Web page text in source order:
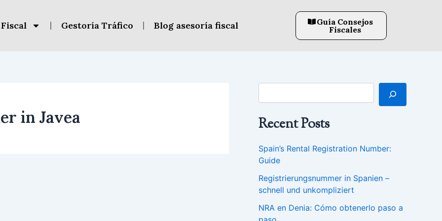
Gestoría Tráfico Blog asesoría fiscal
Guía Consejos
Fiscales
in Javea Recent Posts
Spain’s Rental Registration Number:
Guide
Registrierungsnummer in Spanien –
schnell und unkompliziert
NRA en Denia: Cómo obtenerlo paso a